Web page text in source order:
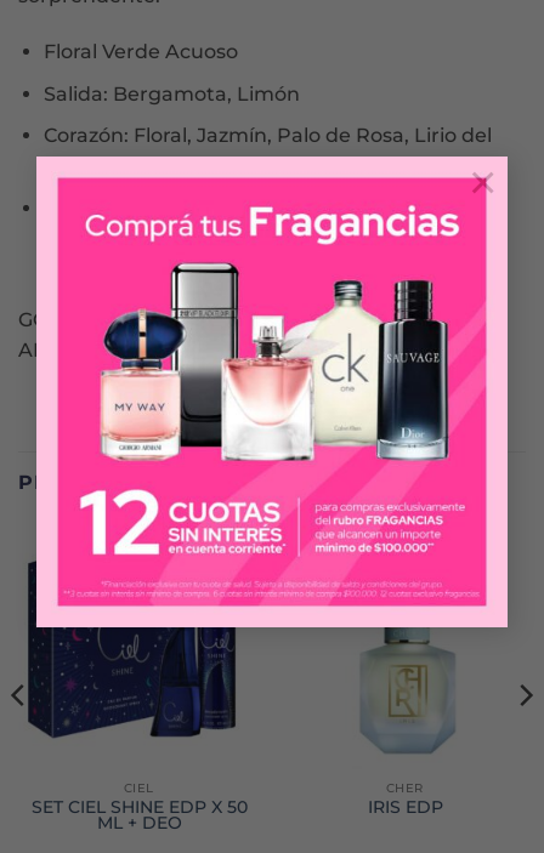
×
Floral Verde Acuoso
Salida: Bergamota, Limón
Corazón: Floral, Jazmín, Palo de Rosa, Lirio del
Fondo: Almizcle, Maderas, Cedro, Sándalo
GO TO BE
ALGABO
PRODUCTOS RELACIONADOS
CIEL
SET CIEL SHINE EDP X 50
ML + DEO
CHER
IRIS EDP